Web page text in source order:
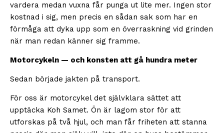
vardera medan vuxna får punga ut lite mer. Ingen stor
kostnad i sig, men precis en sådan sak som har en
förmåga att dyka upp som en överraskning vid grinden
när man redan känner sig framme.
Motorcykeln — och konsten att gå hundra meter
Sedan började jakten på transport.
För oss är motorcykel det självklara sättet att
upptäcka Koh Samet. Ön är lagom stor för att
utforskas på två hjul, och man får friheten att stanna